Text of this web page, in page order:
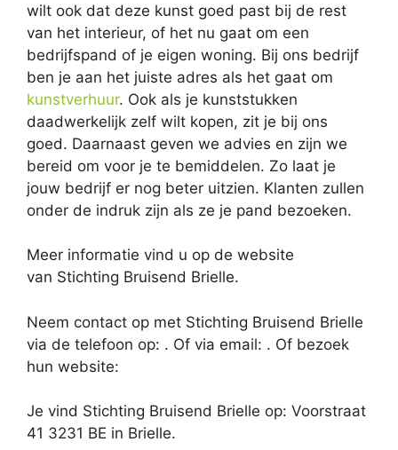
wilt ook dat deze kunst goed past bij de rest
van het interieur, of het nu gaat om een
bedrijfspand of je eigen woning. Bij ons bedrijf
ben je aan het juiste adres als het gaat om
kunstverhuur. Ook als je kunststukken
daadwerkelijk zelf wilt kopen, zit je bij ons
goed. Daarnaast geven we advies en zijn we
bereid om voor je te bemiddelen. Zo laat je
jouw bedrijf er nog beter uitzien. Klanten zullen
onder de indruk zijn als ze je pand bezoeken.
Meer informatie vind u op de website
van Stichting Bruisend Brielle.
Neem contact op met Stichting Bruisend Brielle
via de telefoon op: . Of via email: . Of bezoek
hun website:
Je vind Stichting Bruisend Brielle op: Voorstraat
41 3231 BE in Brielle.